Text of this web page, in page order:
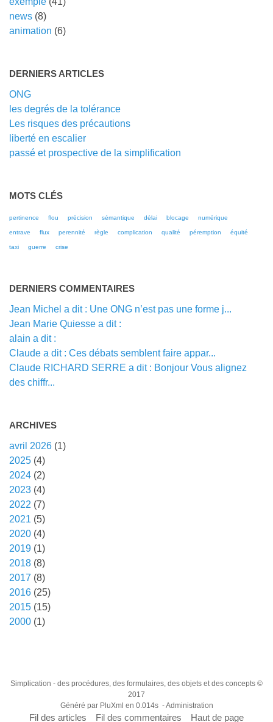
news (8)
animation (6)
DERNIERS ARTICLES
ONG
les degrés de la tolérance
Les risques des précautions
liberté en escalier
passé et prospective de la simplification
MOTS CLÉS
pertinence flou précision sémantique délai blocage numérique
entrave flux perennité règle complication qualité péremption équité
taxi guerre crise
DERNIERS COMMENTAIRES
Jean Michel a dit : Une ONG n’est pas une forme j...
Jean Marie Quiesse a dit :
alain a dit :
Claude a dit : Ces débats semblent faire appar...
Claude RICHARD SERRE a dit : Bonjour Vous alignez
des chiffr...
ARCHIVES
avril 2026 (1)
2025 (4)
2024 (2)
2023 (4)
2022 (7)
2021 (5)
2020 (4)
2019 (1)
2018 (8)
2017 (8)
2016 (25)
2015 (15)
2000 (1)
Simplication - des procédures, des formulaires, des objets et des concepts ©
2017
Généré par PluXml en 0.014s -Administration
Fil des articles Fil des commentaires Haut de page